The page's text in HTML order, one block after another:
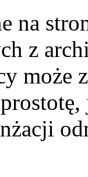
na
z
może